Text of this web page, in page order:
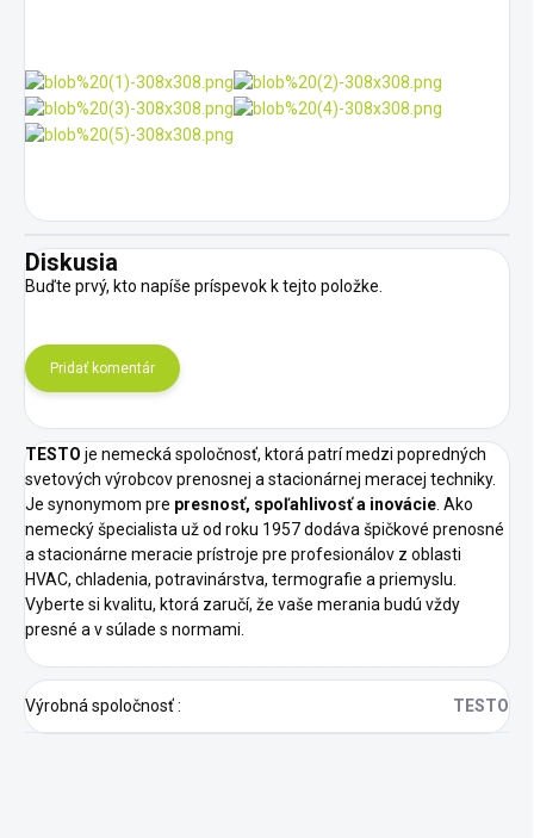
Diskusia
Buďte prvý, kto napíše príspevok k tejto položke.
Pridať komentár
TESTO je nemecká spoločnosť, ktorá patrí medzi popredných
svetových výrobcov prenosnej a stacionárnej meracej techniky.
Je synonymom pre presnosť, spoľahlivosť a inovácie . Ako
nemecký špecialista už od roku 1957 dodáva špičkové prenosné
a stacionárne meracie prístroje pre profesionálov z oblasti
HVAC, chladenia, potravinárstva, termografie a priemyslu.
Vyberte si kvalitu, ktorá zaručí, že vaše merania budú vždy
presné a v súlade s normami.
Výrobná spoločnosť: TESTO